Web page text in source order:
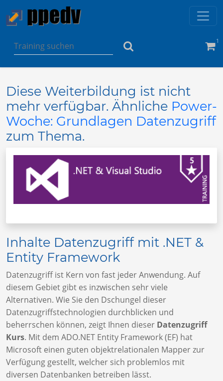
1
Diese Weiterbildung ist nicht
mehr verfügbar. Ähnliche Power-
Woche: Grundlagen Datenzugriff
zum Thema.
Inhalte Datenzugriff mit .NET &
Entity Framework
Datenzugriff ist Kern von fast jeder Anwendung. Auf
diesem Gebiet gibt es inzwischen sehr viele
Alternativen. Wie Sie den Dschungel dieser
Datenzugriffstechnologien durchblicken und
beherrschen können, zeigt Ihnen dieser Datenzugriff
Kurs. Mit dem ADO.NET Entity Framework (EF) hat
Microsoft einen guten objektrelationalen Mapper zur
Verfügung gestellt, welcher sich problemlos mit
diversen Datenbanken betreiben lässt.